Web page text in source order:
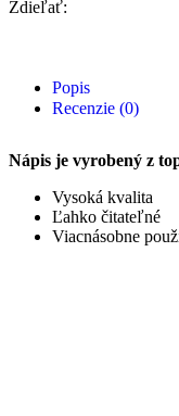
Zdieľať:
Popis
Recenzie (0)
Nápis je vyrobený z
Vysoká kvalita
Ľahko čitateľné
Viacnásobne